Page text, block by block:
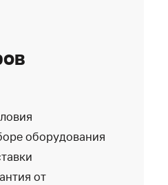
оборудования
от